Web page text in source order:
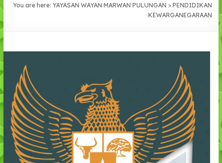
INTLEKTUAL
You are here:YAYASAN WAYAN MARWAN PULUNGAN >PENDIDIKAN
KEWARGANEGARAAN